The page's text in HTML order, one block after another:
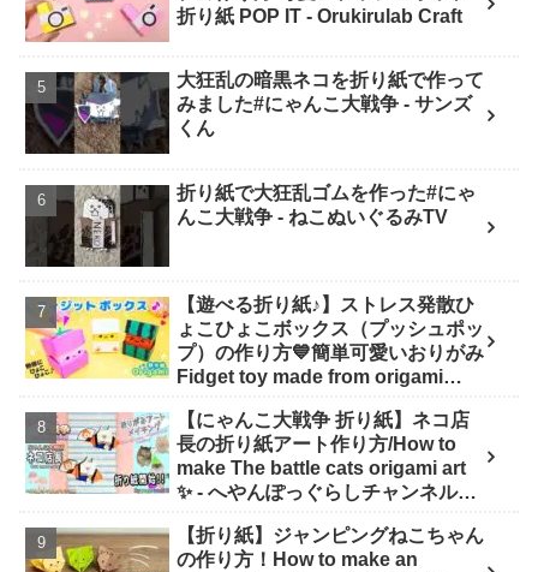
折り紙 POP IT - Orukirulab Craft
大狂乱の暗黒ネコを折り紙で作って
みました#にゃんこ大戦争 - サンズ
くん
折り紙で大狂乱ゴムを作った#にゃ
んこ大戦争 - ねこぬいぐるみTV
【遊べる折り紙♪】ストレス発散ひ
ょこひょこボックス（プッシュポッ
プ）の作り方💙簡単可愛いおりがみ
Fidget toy made from origami
SodaCatOrigami 楽しい折り紙♪
【にゃんこ大戦争 折り紙】ネコ店
長の折り紙アート作り方/How to
make The battle cats origami art
✨️ - へやんぽっぐらしチャンネル
character origami)】
【折り紙】ジャンピングねこちゃん
の作り方！How to make an